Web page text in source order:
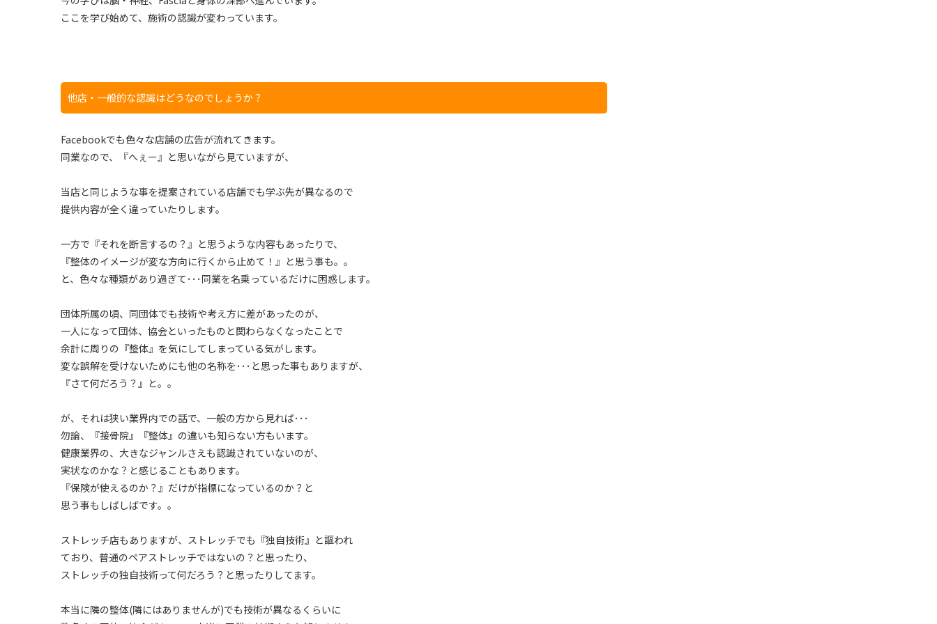
ここを学び始めて、施術の認識が変わっています。
他店・一般的な認識はどうなのでしょうか？
Facebookでも色々な店舗の広告が流れてきます。
同業なので、『へぇー』と思いながら見ていますが、
当店と同じような事を提案されている店舗でも学ぶ先が異なるので
提供内容が全く違っていたりします。
一方で『それを断言するの？』と思うような内容もあったりで、
『整体のイメージが変な方向に行くから止めて！』と思う事も。。
と、色々な種類があり過ぎて･･･同業を名乗っているだけに困惑します。
団体所属の頃、同団体でも技術や考え方に差があったのが、
一人になって団体、協会といったものと関わらなくなったことで
余計に周りの『整体』を気にしてしまっている気がします。
変な誤解を受けないためにも他の名称を･･･と思った事もありますが、
『さて何だろう？』と。。
が、それは狭い業界内での話で、一般の方から見れば･･･
勿論、『接骨院』『整体』の違いも知らない方もいます。
健康業界の、大きなジャンルさえも認識されていないのが、
実状なのかな？と感じることもあります。
『保険が使えるのか？』だけが指標になっているのか？と
思う事もしばしばです。。
ストレッチ店もありますが、ストレッチでも『独自技術』と謳われ
ており、普通のペアストレッチではないの？と思ったり、
ストレッチの独自技術って何だろう？と思ったりしてます。
本当に隣の整体(隣にはありませんが)でも技術が異なるくらいに